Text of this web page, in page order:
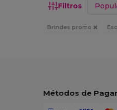
Filtros
Brindes promo
Métodos de